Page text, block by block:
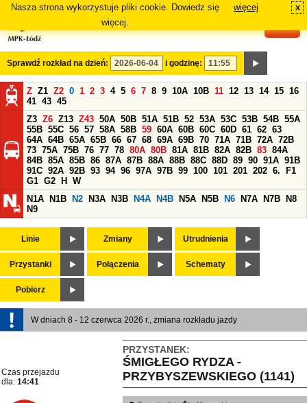
Nasza strona wykorzystuje pliki cookie. Dowiedz się
więcej.
więcej x
Sprawdź rozkład na dzień: i godzinę:
Z Z1 Z2 0 1 2 3 4 5 6 7 8 9 10A 10B 11 12 13 14 15 16
41 43 45
Z3 Z6 Z13 Z43 50A 50B 51A 51B 52 53A 53C 53B 54B 55A
55B 55C 56 57 58A 58B 59 60A 60B 60C 60D 61 62 63
64A 64B 65A 65B 66 67 68 69A 69B 70 71A 71B 72A 72B
73 75A 75B 76 77 78 80A 80B 81A 81B 82A 82B 83 84A
84B 85A 85B 86 87A 87B 88A 88B 88C 88D 89 90 91A 91B
91C 92A 92B 93 94 96 97A 97B 99 100 101 201 202 6.
F1
G1 G2 H
W
N1A
N1B N2 N3A N3B N4A N4B N5A N5B N6 N7A N7B
N8
N9
Linie Zmiany Utrudnienia
Przystanki Połączenia Schematy
Pobierz
W dniach 8 - 12 czerwca 2026 r., zmiana rozkładu jazdy
PRZYSTANEK:
ŚMIGŁEGO RYDZA -
PRZYBYSZEWSKIEGO (1141)
Czas przejazdu
dla: 14:41